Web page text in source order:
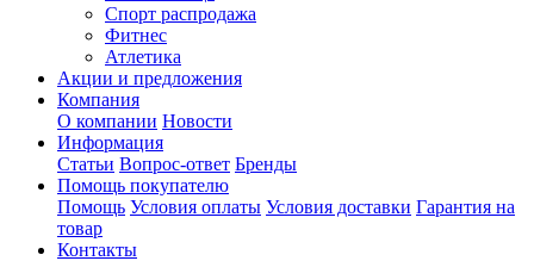
Спорт распродажа
Фитнес
Атлетика
Акции и предложения
Компания
О компании Новости
Информация
Статьи Вопрос-ответ Бренды
Помощь покупателю
Помощь Условия оплаты Условия доставки Гарантия на
товар
Контакты